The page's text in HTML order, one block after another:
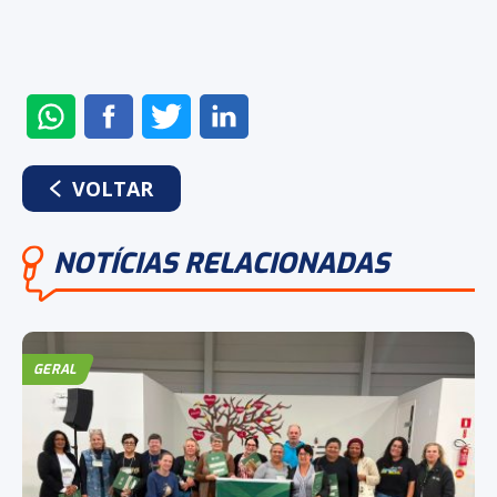
ENVIAR
NO
WHATSAPP
COMPARTILHAR
NO
FACEBOOK
COMPARTILHAR
NO
VOLTAR
NOTÍCIAS RELACIONADAS
GERAL